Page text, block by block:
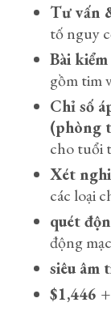
Tư vấn
tố nguy
Bài
gồm tim
Chỉ số
(phòng
cho tuổi
Xét
các loại
quét
động
siêu âm
$1,446